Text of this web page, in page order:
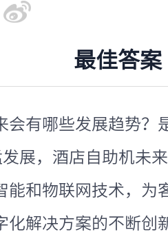
最佳答案
会有哪些发展趋势？
展，酒店自助机未
能和物联网技术，为
化解决方案的不断创